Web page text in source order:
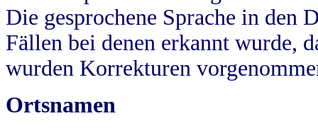
Die gesprochene Sprache in
Fällen bei denen erkannt wurde,
wurden Korrekturen
Ortsnamen